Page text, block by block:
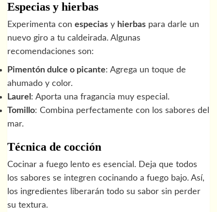
Especias y hierbas
Experimenta con especias y hierbas para darle un
nuevo giro a tu caldeirada. Algunas
recomendaciones son:
Pimentón dulce o picante: Agrega un toque de
ahumado y color.
Laurel : Aporta una fragancia muy especial.
Tomillo: Combina perfectamente con los sabores del
mar.
Técnica de cocción
Cocinar a fuego lento es esencial. Deja que todos
los sabores se integren cocinando a fuego bajo. Así,
los ingredientes liberarán todo su sabor sin perder
su textura.